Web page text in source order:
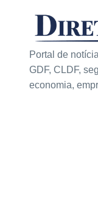
Portal de
GDF, CLDF,
economia,